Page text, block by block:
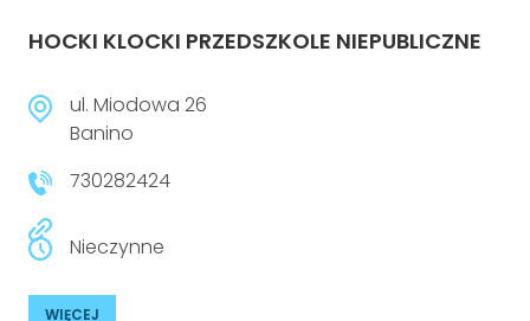
HOCKI KLOCKI PRZEDSZKOLE NIEPUBLICZNE
ul. Miodowa 26
Banino
730282424
Nieczynne
WIĘCEJ